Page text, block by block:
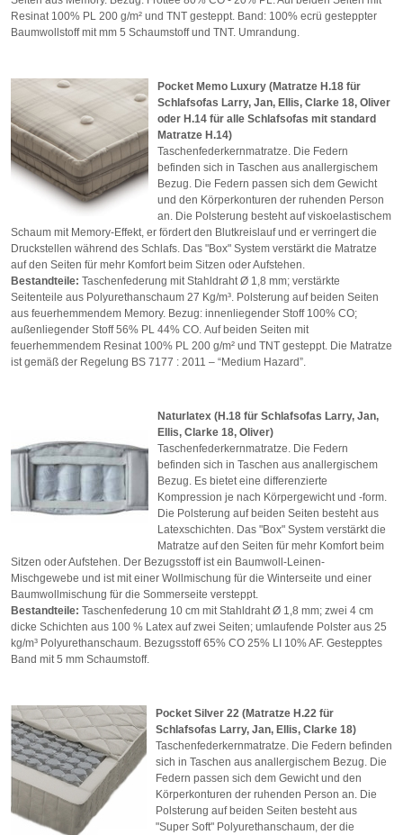
Resinat 100% PL 200 g/m² und TNT gesteppt. Band: 100% ecrü gesteppter
Baumwollstoff mit mm 5 Schaumstoff und TNT. Umrandung.
Pocket Memo Luxury (Matratze H.18 für
Schlafsofas Larry, Jan, Ellis, Clarke 18, Oliver
oder H.14 für alle Schlafsofas mit standard
Matratze H.14)
Taschenfederkernmatratze. Die Federn
befinden sich in Taschen aus anallergischem
Bezug. Die Federn passen sich dem Gewicht
und den Körperkonturen der ruhenden Person
an. Die Polsterung besteht auf viskoelastischem
Schaum mit Memory-Effekt, er fördert den Blutkreislauf und er verringert die
Druckstellen während des Schlafs. Das "Box" System verstärkt die Matratze
auf den Seiten für mehr Komfort beim Sitzen oder Aufstehen.
Bestandteile: Taschenfederung mit Stahldraht Ø 1,8 mm; verstärkte
Seitenteile aus Polyurethanschaum 27 Kg/m³. Polsterung auf beiden Seiten
aus feuerhemmendem Memory. Bezug: innenliegender Stoff 100% CO;
außenliegender Stoff 56% PL 44% CO. Auf beiden Seiten mit
feuerhemmendem Resinat 100% PL 200 g/m² und TNT gesteppt. Die Matratze
ist gemäß der Regelung BS 7177 : 2011 – “Medium Hazard”.
Naturlatex (H.18 für Schlafsofas Larry, Jan,
Ellis, Clarke 18, Oliver)
Taschenfederkernmatratze. Die Federn
befinden sich in Taschen aus anallergischem
Bezug. Es bietet eine differenzierte
Kompression je nach Körpergewicht und -form.
Die Polsterung auf beiden Seiten besteht aus
Latexschichten. Das "Box" System verstärkt die
Matratze auf den Seiten für mehr Komfort beim
Sitzen oder Aufstehen. Der Bezugsstoff ist ein Baumwoll-Leinen-
Mischgewebe und ist mit einer Wollmischung für die Winterseite und einer
Baumwollmischung für die Sommerseite versteppt.
Bestandteile: Taschenfederung 10 cm mit Stahldraht Ø 1,8 mm; zwei 4 cm
dicke Schichten aus 100 % Latex auf zwei Seiten; umlaufende Polster aus 25
kg/m³ Polyurethanschaum. Bezugsstoff 65% CO 25% LI 10% AF. Gestepptes
Band mit 5 mm Schaumstoff.
Pocket Silver 22 (Matratze H.22 für
Schlafsofas Larry, Jan, Ellis, Clarke 18)
Taschenfederkernmatratze. Die Federn befinden
sich in Taschen aus anallergischem Bezug. Die
Federn passen sich dem Gewicht und den
Körperkonturen der ruhenden Person an. Die
Polsterung auf beiden Seiten besteht aus
"Super Soft" Polyurethanschaum, der die